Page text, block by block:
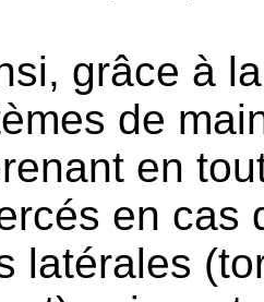
grâce à
de
en
en cas
latérales